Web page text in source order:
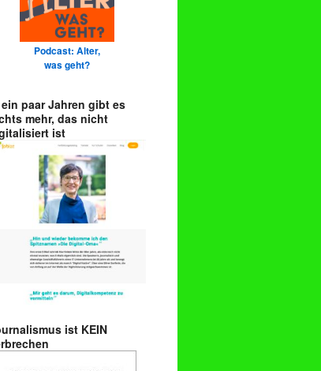
Podcast: Alter,
was geht?
paar Jahren gibt es
mehr, das nicht
ist
ist KEIN